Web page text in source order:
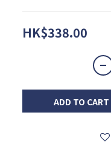
HK$338.00
ADD TO CART